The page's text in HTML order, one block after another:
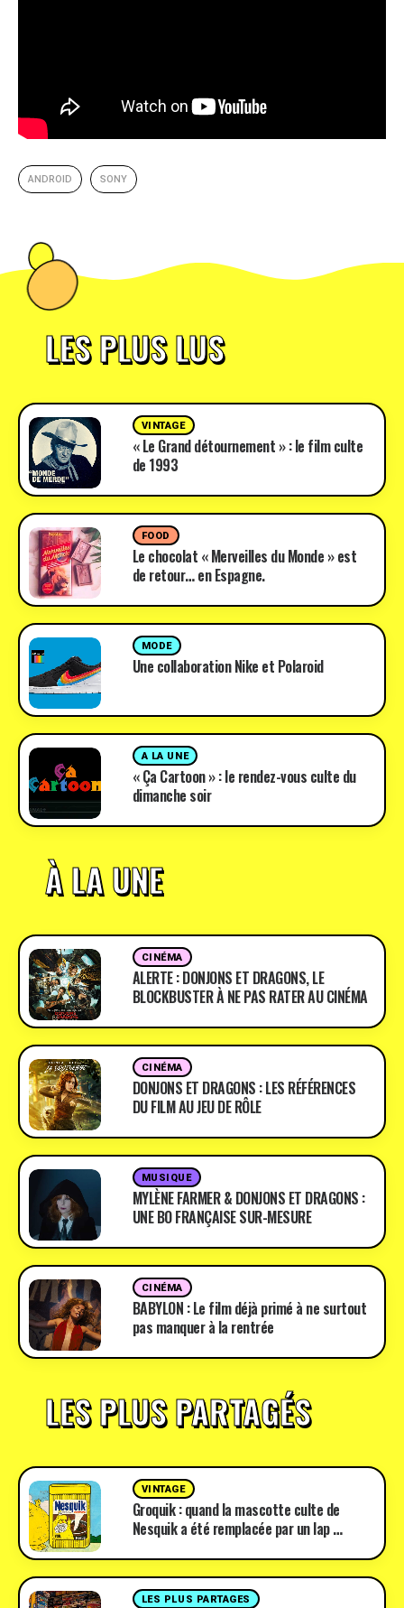
ANDROID SONY
LES PLUS LUS
VINTAGE
« Le Grand détournement » : le film culte
de 1993
FOOD
Le chocolat « Merveilles du Monde » est
de retour… en Espagne.
MODE
Une collaboration Nike et Polaroid
A LA UNE
« Ça Cartoon » : le rendez-vous culte du
dimanche soir
À LA UNE
CINÉMA
ALERTE : DONJONS ET DRAGONS, LE
BLOCKBUSTER À NE PAS RATER AU CINÉMA
CINÉMA
DONJONS ET DRAGONS : LES RÉFÉRENCES
DU FILM AU JEU DE RÔLE
MUSIQUE
MYLÈNE FARMER & DONJONS ET DRAGONS :
UNE BO FRANÇAISE SUR-MESURE
CINÉMA
BABYLON : Le film déjà primé à ne surtout
pas manquer à la rentrée
LES PLUS PARTAGÉS
VINTAGE
Groquik : quand la mascotte culte de
Nesquik a été remplacée par un lap …
LES PLUS PARTAGES